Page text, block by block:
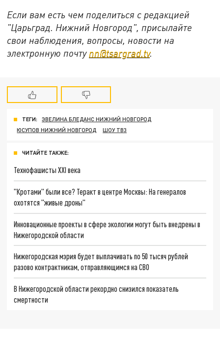
Если вам есть чем поделиться с редакцией
"Царьград. Нижний Новгород", присылайте
свои наблюдения, вопросы, новости на
электронную почту nn@tsargrad.tv.
ТЕГИ:
ЭВЕЛИНА БЛЕДАНС НИЖНИЙ НОВГОРОД
ЮСУПОВ НИЖНИЙ НОВГОРОД
ШОУ ТВ3
ЧИТАЙТЕ ТАКЖЕ:
Технофашисты XXI века
"Кротами" были все? Теракт в центре Москвы: На генералов
охотятся "живые дроны"
Инновационные проекты в сфере экологии могут быть внедрены в
Нижегородской области
Нижегородская мэрия будет выплачивать по 50 тысяч рублей
разово контрактникам, отправляющимся на СВО
В Нижегородской области рекордно снизился показатель
смертности